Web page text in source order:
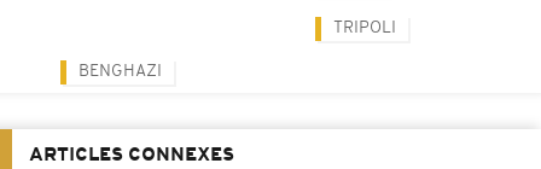
TRIPOLI
BENGHAZI
ARTICLES CONNEXES